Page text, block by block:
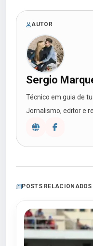
AUTOR
Sergio
Técnico em guia de
Jornalismo, editor e
POSTS RELACIONADOS